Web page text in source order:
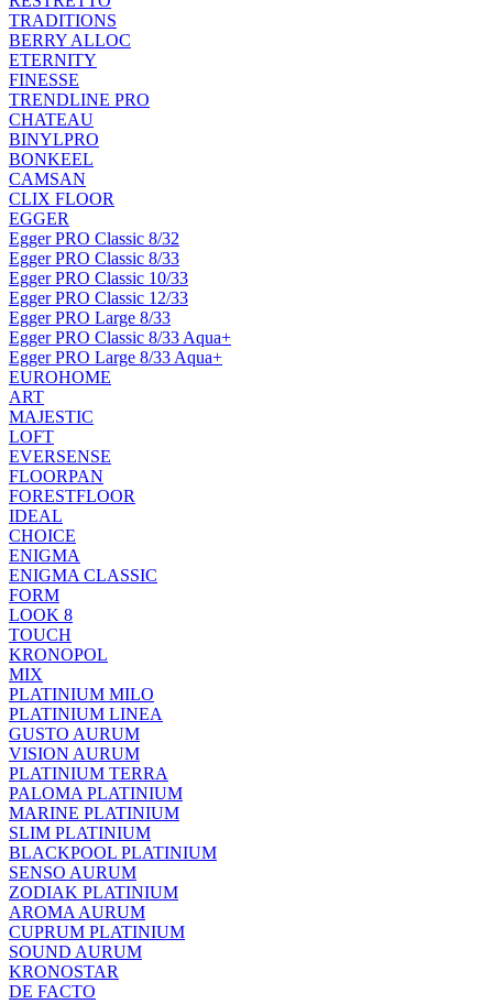
TRADITIONS
BERRY ALLOC
ETERNITY
FINESSE
TRENDLINE PRO
CHATEAU
BINYLPRO
BONKEEL
CAMSAN
CLIX FLOOR
EGGER
Egger PRO Classic 8/32
Egger PRO Classic 8/33
Egger PRO Classic 10/33
Egger PRO Classic 12/33
Egger PRO Large 8/33
Egger PRO Classic 8/33 Aqua+
Egger PRO Large 8/33 Aqua+
EUROHOME
ART
MAJESTIC
LOFT
EVERSENSE
FLOORPAN
FORESTFLOOR
IDEAL
CHOICE
ENIGMA
ENIGMA CLASSIC
FORM
LOOK 8
TOUCH
KRONOPOL
MIX
PLATINIUM MILO
PLATINIUM LINEA
GUSTO AURUM
VISION AURUM
PLATINIUM TERRA
PALOMA PLATINIUM
MARINE PLATINIUM
SLIM PLATINIUM
BLACKPOOL PLATINIUM
SENSO AURUM
ZODIAK PLATINIUM
AROMA AURUM
CUPRUM PLATINIUM
SOUND AURUM
KRONOSTAR
DE FACTO